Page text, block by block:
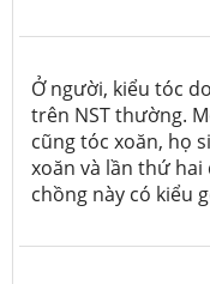
Ở người, kiểu tóc
trên NST thường.
cũng tóc xoăn, họ
xoăn và lần thứ hai
chồng này có kiểu